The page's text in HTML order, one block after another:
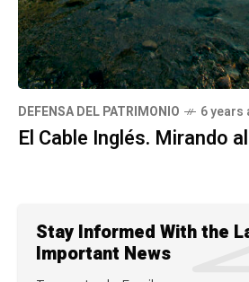
DEFENSA DEL PATRIMONIO 6 years
El Cable Inglés. Mirando
Stay Informed With the
Important News